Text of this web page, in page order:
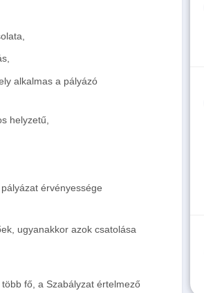
alkalmas a pályázó
helyzetű,
érvényessége
ugyanakkor azok csatolása
fő, a Szabályzat értelmező